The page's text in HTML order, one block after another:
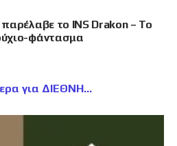
παρέλαβε το INS Drakon – Το
φάντασμα
για ΔΙΕΘΝΗ